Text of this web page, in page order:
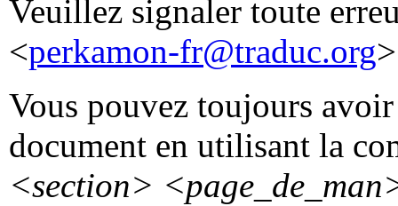
Veuillez signaler toute
<perkamon-fr@traduc.org
Vous pouvez toujours
document en utilisant la
<section>